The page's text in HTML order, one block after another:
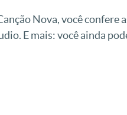
Nova, você confere
E mais: você ainda